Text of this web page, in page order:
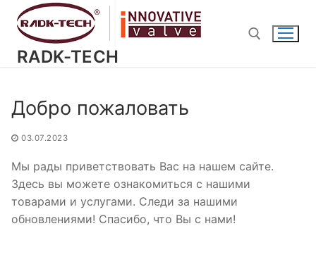
Перейти
содержимому
RADK-TECH
Добро пожаловать
03.07.2023
Мы рады приветствовать Вас на нашем сайте.
Здесь вы можете ознакомиться с нашими
товарами и услугами. Следи за нашими
обновлениями! Спасибо, что Вы с нами!